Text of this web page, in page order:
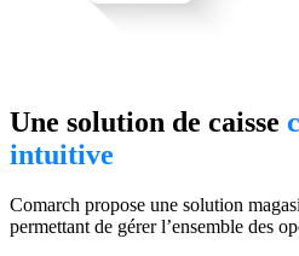
Une solution de caisse
intuitive
Comarch propose une solution
permettant de gérer l’ensemble des